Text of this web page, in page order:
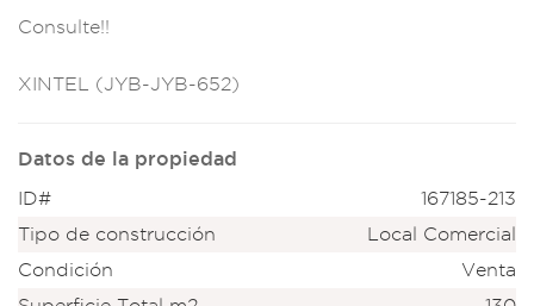
Consulte!!
XINTEL (JYB-JYB-652)
Datos de la propiedad
ID#
167185-213
Tipo de construcción
Local Comercial
Condición
Venta